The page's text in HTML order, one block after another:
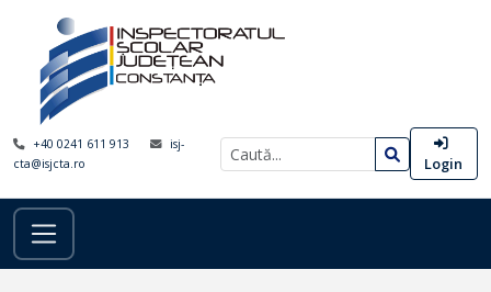
+40 0241 611 913
isj-
cta@isjcta.ro
Login